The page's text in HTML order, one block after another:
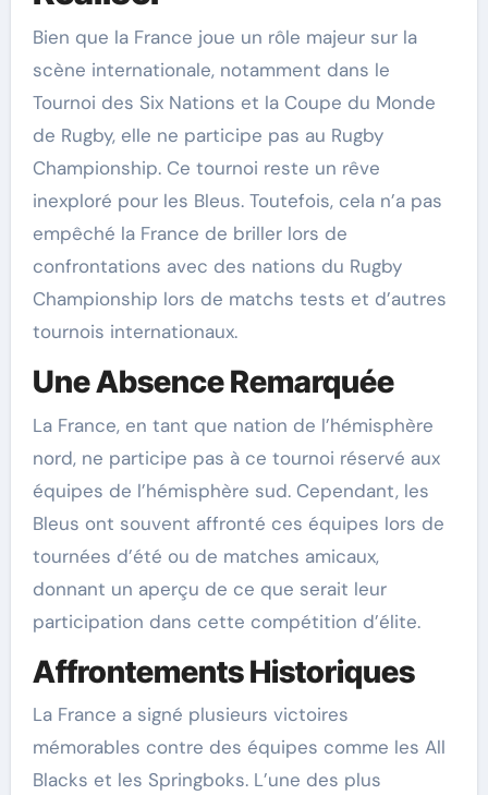
Bien que la France joue un rôle majeur sur la
scène internationale, notamment dans le
Tournoi des Six Nations et la Coupe du Monde
de Rugby, elle ne participe pas au Rugby
Championship. Ce tournoi reste un rêve
inexploré pour les Bleus. Toutefois, cela n’a pas
empêché la France de briller lors de
confrontations avec des nations du Rugby
Championship lors de matchs tests et d’autres
tournois internationaux.
Une Absence Remarquée
La France, en tant que nation de l’hémisphère
nord, ne participe pas à ce tournoi réservé aux
équipes de l’hémisphère sud. Cependant, les
Bleus ont souvent affronté ces équipes lors de
tournées d’été ou de matches amicaux,
donnant un aperçu de ce que serait leur
participation dans cette compétition d’élite.
Affrontements Historiques
La France a signé plusieurs victoires
mémorables contre des équipes comme les All
Blacks et les Springboks. L’une des plus